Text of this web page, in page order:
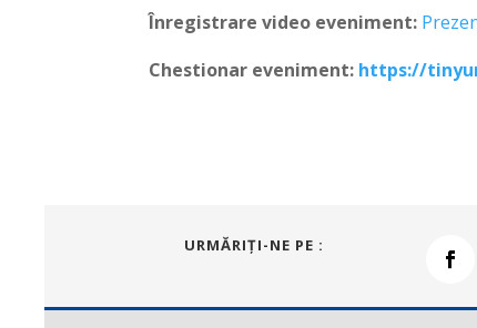
Înregistrare video eveniment:
Chestionar eveniment: https://
URMĂRIŢI-NE PE :